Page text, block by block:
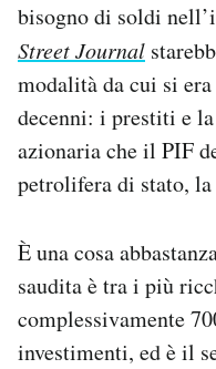
bisogno di soldi
Street Journal
modalità da cui si
decenni: i prestiti e
azionaria che il PIF
petrolifera di stato,
È una cosa
saudita è tra i più
complessivamente
investimenti, ed è il